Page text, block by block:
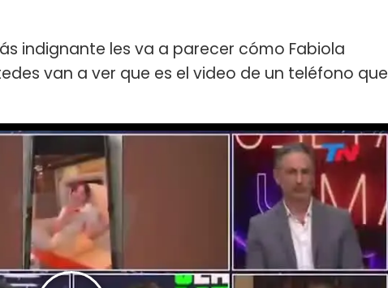
indignante les va a parecer cómo Fabiola
van a ver que es el video de un teléfono que